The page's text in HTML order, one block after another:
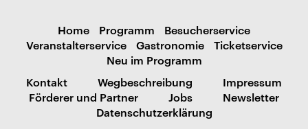
Home Programm
Besucherservice
Veranstalterservice
Gastronomie
Ticketservice
Neu im Programm
Kontakt
Wegbeschreibung
Impressum
Förderer und Partner
Jobs
Newsletter
Datenschutzerklärung